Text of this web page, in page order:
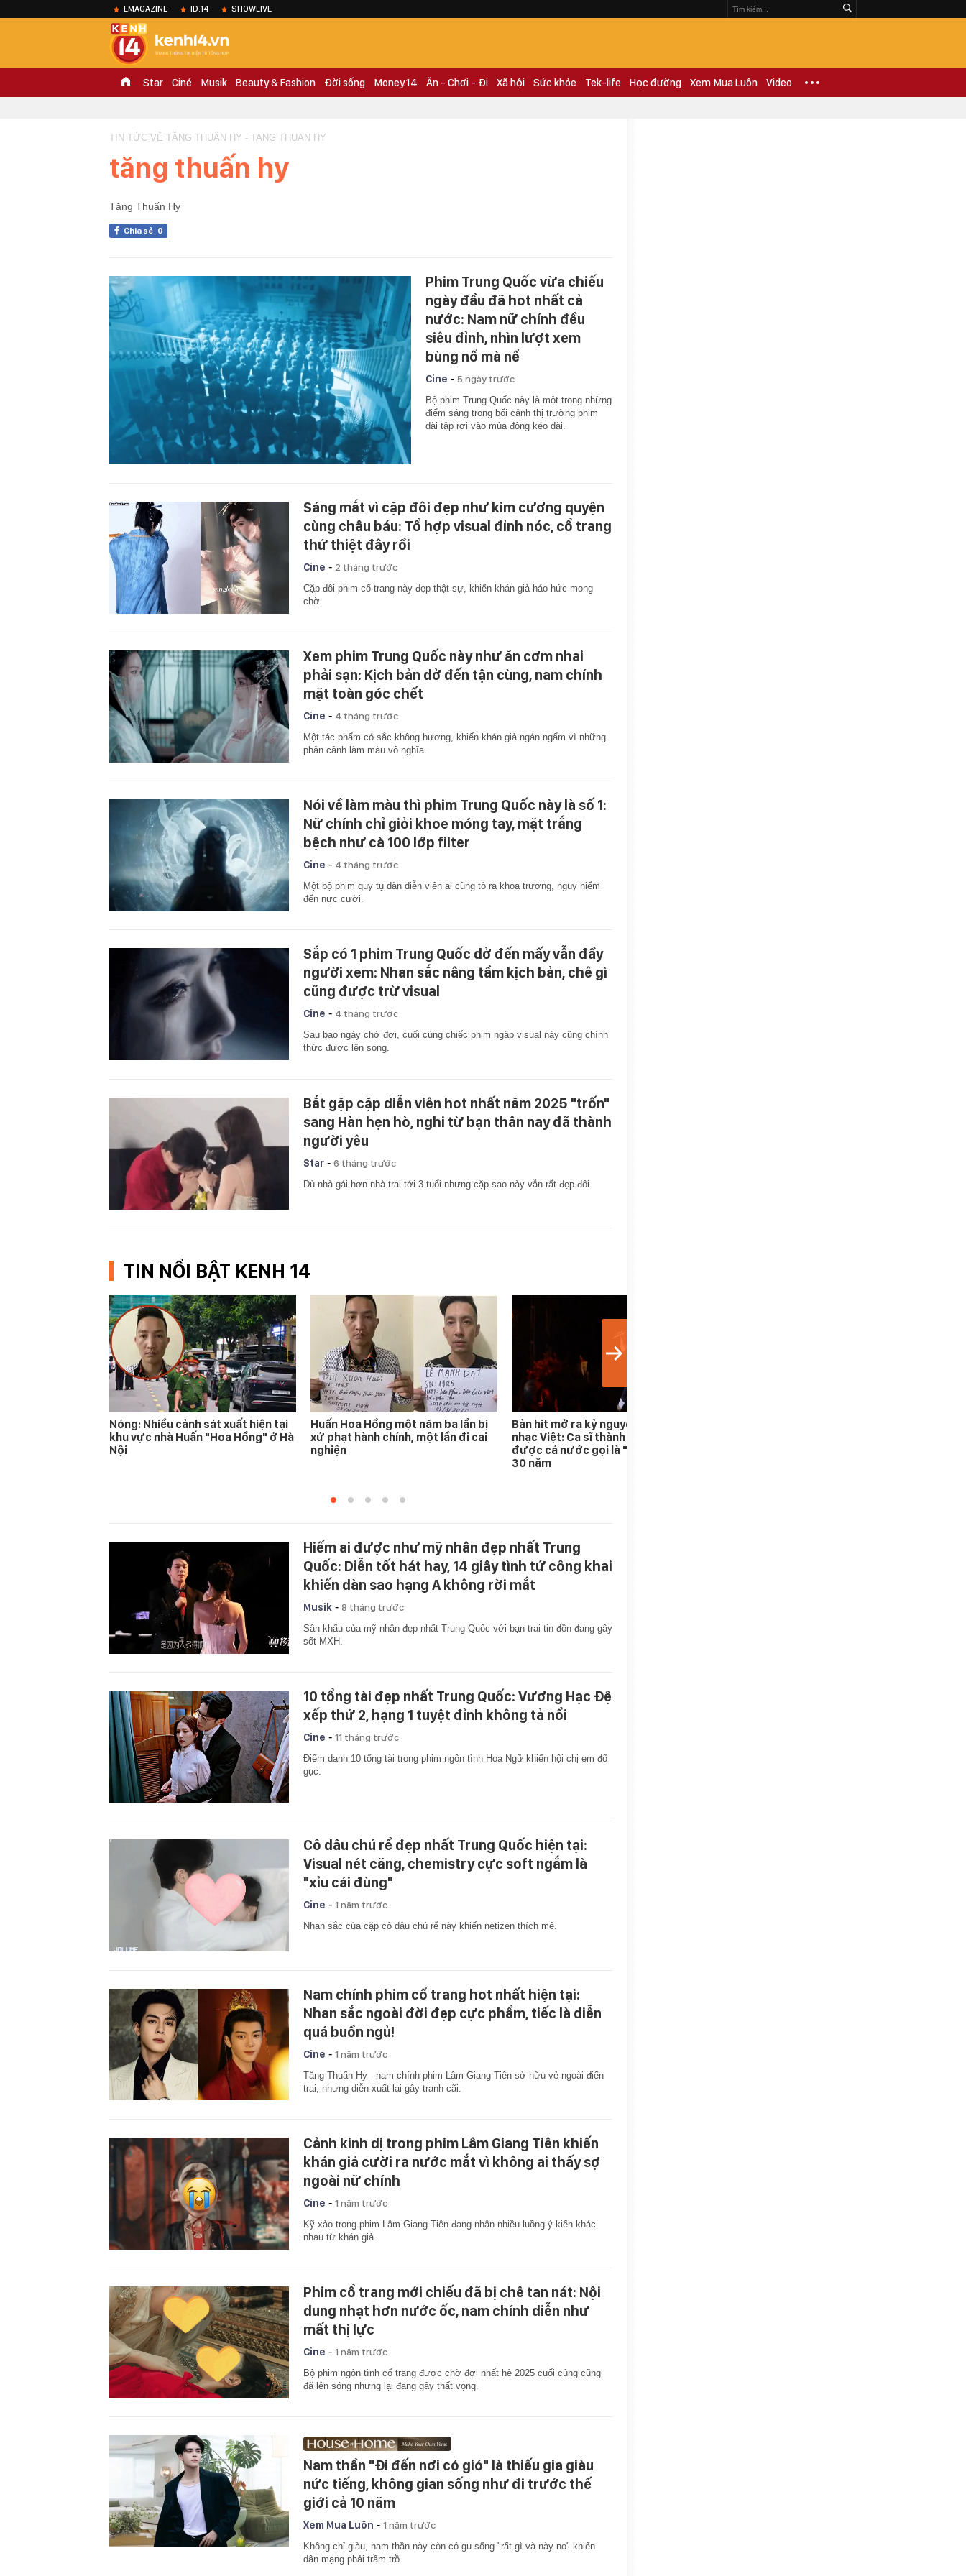
EMAGAZINE ID.14 SHOWLIVE
Star Ciné Musik Beauty & Fashion Đời sống Money.14 Ăn - Chơi - Đi Xã hội Sức khỏe Tek-life Học đường Xem Mua Luôn Video
TIN TỨC VỀ TĂNG THUẤN HY - TANG THUAN HY
tăng thuấn hy
Tăng Thuấn Hy
Chia sẻ 0
Phim Trung Quốc vừa chiếu
ngày đầu đã hot nhất cả
nước: Nam nữ chính đều
siêu đỉnh, nhìn lượt xem
bùng nổ mà nể
Cine - 5 ngày trước
Bộ phim Trung Quốc này là một trong những
điểm sáng trong bối cảnh thị trường phim
dài tập rơi vào mùa đông kéo dài.
Sáng mắt vì cặp đôi đẹp như kim cương quyện
cùng châu báu: Tổ hợp visual đỉnh nóc, cổ trang
thứ thiệt đây rồi
Cine - 2 tháng trước
Cặp đôi phim cổ trang này đẹp thật sự, khiến khán giả háo hức mong
chờ.
Xem phim Trung Quốc này như ăn cơm nhai
phải sạn: Kịch bản dở đến tận cùng, nam chính
mặt toàn góc chết
Cine - 4 tháng trước
Một tác phẩm có sắc không hương, khiến khán giả ngán ngẩm vì những
phân cảnh làm màu vô nghĩa.
Nói về làm màu thì phim Trung Quốc này là số 1:
Nữ chính chỉ giỏi khoe móng tay, mặt trắng
bệch như cà 100 lớp filter
Cine - 4 tháng trước
Một bộ phim quy tụ dàn diễn viên ai cũng tỏ ra khoa trương, nguy hiểm
đến nực cười.
Sắp có 1 phim Trung Quốc dở đến mấy vẫn đầy
người xem: Nhan sắc nâng tầm kịch bản, chê gì
cũng được trừ visual
Cine - 4 tháng trước
Sau bao ngày chờ đợi, cuối cùng chiếc phim ngập visual này cũng chính
thức được lên sóng.
Bắt gặp cặp diễn viên hot nhất năm 2025 "trốn"
sang Hàn hẹn hò, nghi từ bạn thân nay đã thành
người yêu
Star - 6 tháng trước
Dù nhà gái hơn nhà trai tới 3 tuổi nhưng cặp sao này vẫn rất đẹp đôi.
TIN NỔI BẬT KENH 14
Nóng: Nhiều cảnh sát xuất hiện tại
khu vực nhà Huấn "Hoa Hồng" ở Hà
Nội
Huấn Hoa Hồng một năm ba lần bị
xử phạt hành chính, một lần đi cai
nghiện
Bản hit mở ra kỷ nguyên mới của
nhạc Việt: Ca sĩ thành hiện tượng
được cả nước gọi là "Anh Hai" gần
30 năm
Hiếm ai được như mỹ nhân đẹp nhất Trung
Quốc: Diễn tốt hát hay, 14 giây tình tứ công khai
khiến dàn sao hạng A không rời mắt
Musik - 8 tháng trước
Sân khấu của mỹ nhân đẹp nhất Trung Quốc với bạn trai tin đồn đang gây
sốt MXH.
10 tổng tài đẹp nhất Trung Quốc: Vương Hạc Đệ
xếp thứ 2, hạng 1 tuyệt đỉnh không tả nổi
Cine - 11 tháng trước
Điểm danh 10 tổng tài trong phim ngôn tình Hoa Ngữ khiến hội chị em đổ
gục.
Cô dâu chú rể đẹp nhất Trung Quốc hiện tại:
Visual nét căng, chemistry cực soft ngắm là
"xỉu cái đùng"
Cine - 1 năm trước
Nhan sắc của cặp cô dâu chú rể này khiến netizen thích mê.
Nam chính phim cổ trang hot nhất hiện tại:
Nhan sắc ngoài đời đẹp cực phẩm, tiếc là diễn
quá buồn ngủ!
Cine - 1 năm trước
Tăng Thuấn Hy - nam chính phim Lâm Giang Tiên sở hữu vẻ ngoài điển
trai, nhưng diễn xuất lại gây tranh cãi.
Cảnh kinh dị trong phim Lâm Giang Tiên khiến
khán giả cười ra nước mắt vì không ai thấy sợ
ngoài nữ chính
Cine - 1 năm trước
Kỹ xảo trong phim Lâm Giang Tiên đang nhận nhiều luồng ý kiến khác
nhau từ khán giả.
Phim cổ trang mới chiếu đã bị chê tan nát: Nội
dung nhạt hơn nước ốc, nam chính diễn như
mất thị lực
Cine - 1 năm trước
Bộ phim ngôn tình cổ trang được chờ đợi nhất hè 2025 cuối cùng cũng
đã lên sóng nhưng lại đang gây thất vọng.
Nam thần "Đi đến nơi có gió" là thiếu gia giàu
nức tiếng, không gian sống như đi trước thế
giới cả 10 năm
Xem Mua Luôn - 1 năm trước
Không chỉ giàu, nam thần này còn có gu sống "rất gì và này nọ" khiến
dân mạng phải trầm trồ.